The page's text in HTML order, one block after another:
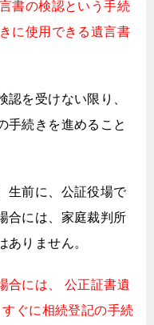
書の検認という手続
に使用できる遺言書
を受けない限り、
手続きを進めること
生前に、公証役場で
合には、 家庭裁判所
ありません。
合には、
公正証書遺
すぐに相続登記の手続